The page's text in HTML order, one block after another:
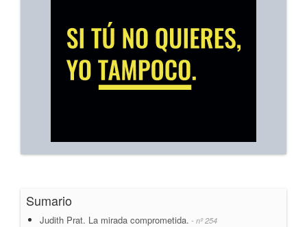
Sumario
Judith Prat. La mirada comprometida. - nº 254